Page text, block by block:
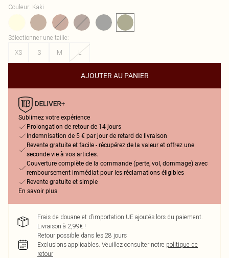
Couleur: Kaki
Sélectionner une taille:
XS
S M L
AJOUTER AU PANIER
Sublimez votre expérience
Prolongation de retour de 14 jours
Indemnisation de 5 € par jour de retard de livraison
Revente gratuite et facile - récupérez de la valeur et offrez une
seconde vie à vos articles.
Couverture complète de la commande (perte, vol, dommage) avec
remboursement immédiat pour les réclamations éligibles
Revente gratuite et simple
En savoir plus
Frais de douane et d’importation UE ajoutés lors du paiement.
Livraison à 2,99€ !
Retour possible dans les 28 jours
Exclusions applicables. Veuillez consulter notre politique de
retour